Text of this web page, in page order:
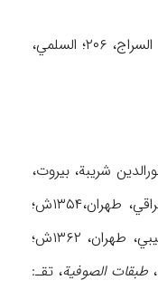
لم یبق أثر من أبي علي الکاتب، إلا أن أقواله عن الموضوعات الرئیسة للتصوف مثل الصبر و لافقر و الغنی متناثرة في کتب طبقات الصوفیة (ظ: السراج، ۲۰۶؛ السلمي،
شریبة، بیروت،
، تقـ: أحمد طاهري عراقي، طهران،۱۳۵۴ش؛
، تقـ: عبدالحي حبیبي، طهران، ۱۳۶۲ش؛
طبقات الصوفیة، تقـ: